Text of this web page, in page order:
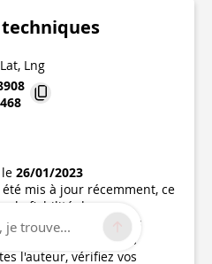
Lat, Lng
26/01/2023
mis à jour récemment, ce
la fiabilité de ces
de vous
toutes les précautions
l'auteur, vérifiez vos
je trouve...